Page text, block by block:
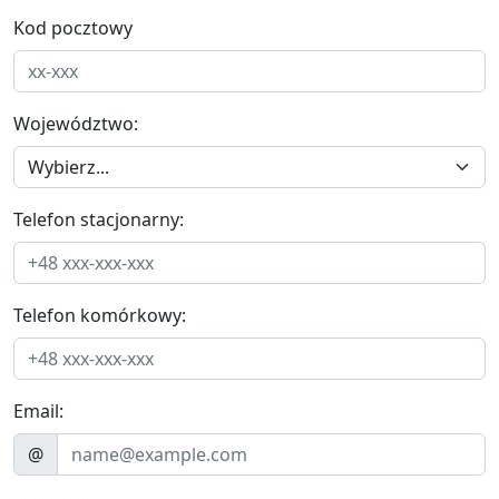
Kod pocztowy
Województwo:
Telefon stacjonarny:
Telefon komórkowy:
Email:
@